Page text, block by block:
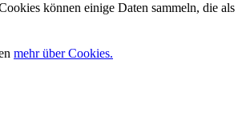
können einige Daten sammeln, die
mehr über Cookies.